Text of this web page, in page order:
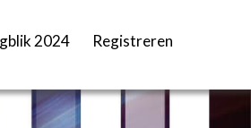
2024 Registreren